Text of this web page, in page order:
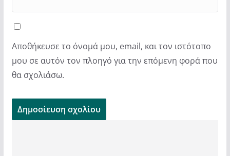
Αποθήκευσε το όνομά μου, email, και τον ιστότοπο
μου σε αυτόν τον πλοηγό για την επόμενη φορά που
θα σχολιάσω.